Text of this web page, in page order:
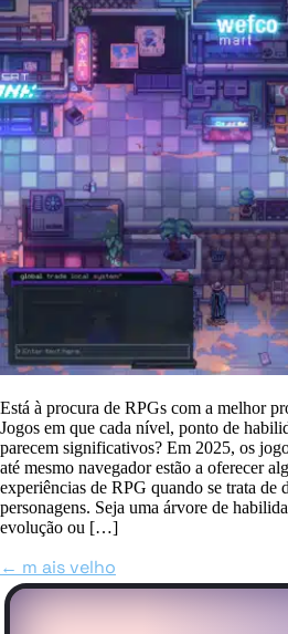
Está à procura de RPGs com a melhor
Jogos em que cada nível, ponto de
parecem significativos? Em 2025, os
até mesmo navegador estão a oferecer
experiências de RPG quando se trata de
personagens. Seja uma árvore de
evolução ou […]
← m ais velho